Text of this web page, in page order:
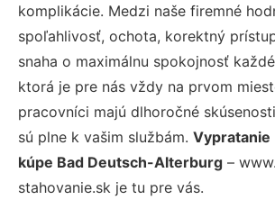
komplikácie. Medzi naše firemné
spoľahlivosť, ochota, korektný
snaha o maximálnu spokojnosť
ktorá je pre nás vždy na prvom
pracovníci majú dlhoročné
sú plne k vašim službám. Vypratanie
kúpe Bad Deutsch-Alterburg –
stahovanie.sk je tu pre vás.